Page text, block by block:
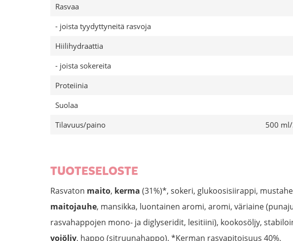
Rasvaa
- joista tyydyttyneitä rasvoja
Hiilihydraattia
- joista sokereita
Proteiinia
Suolaa
Tilavuus/paino
500
TUOTESELOSTE
Rasvaton maito, kerma (31%)*, sokeri, glukoosisiirappi,
maitojauhe, mansikka, luontainen aromi, aromi, väriaine
rasvahappojen mono- ja diglyseridit, lesitiini), kookosöljy,
voiöljy, happo (sitruunahappo). *Kerman rasvapitoisuus 40%.